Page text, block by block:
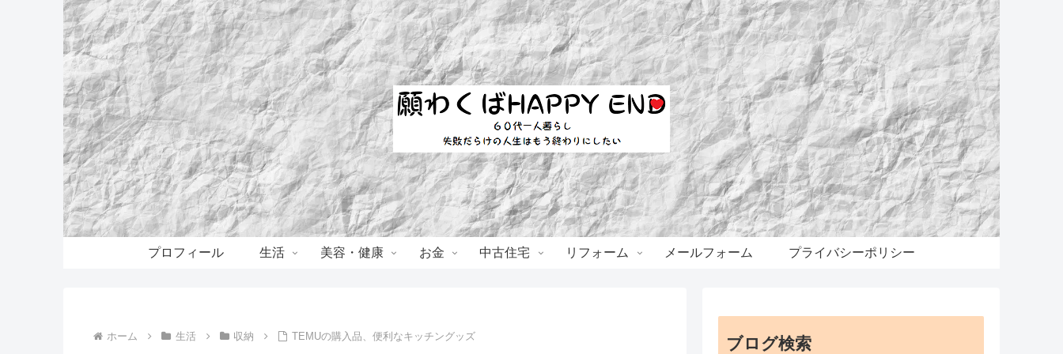
プロフィール 生活 美容・健康 お金 中古住宅 リフォーム メールフォーム プライバシーポリシー
ホーム 生活 収納 TEMUの購入品、便利なキッチングッズ ブログ検索